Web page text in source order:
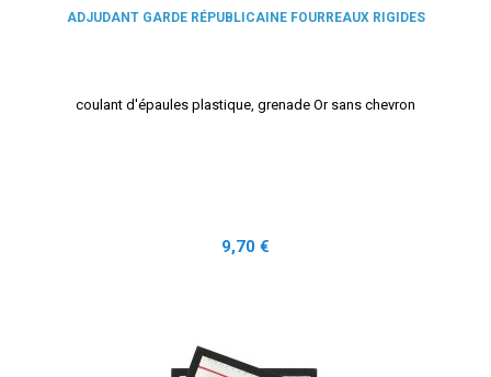
ADJUDANT GARDE RÉPUBLICAINE FOURREAUX RIGIDES
coulant d'épaules plastique, grenade Or sans chevron
Prix
9,70 €